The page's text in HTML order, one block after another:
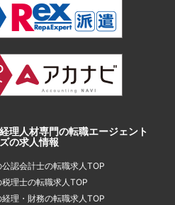
理人材専門の転職エージェント
の求人情報
認会計士の転職求人TOP
理士の転職求人TOP
理・財務の転職求人TOP